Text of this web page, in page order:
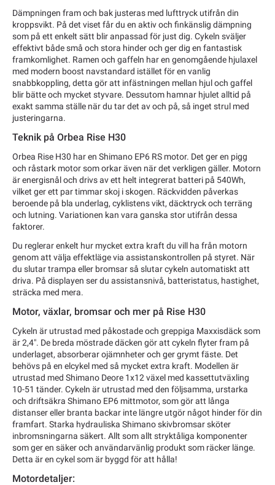
Dämpningen fram och bak justeras med lufttryck utifrån din
kroppsvikt. På det viset får du en aktiv och finkänslig dämpning
som på ett enkelt sätt blir anpassad för just dig. Cykeln sväljer
effektivt både små och stora hinder och ger dig en fantastisk
framkomlighet. Ramen och gaffeln har en genomgående hjulaxel
med modern boost navstandard istället för en vanlig
snabbkoppling, detta gör att infästningen mellan hjul och gaffel
blir bätte och mycket styvare. Dessutom hamnar hjulet alltid på
exakt samma ställe när du tar det av och på, så inget strul med
justeringarna.
Teknik på Orbea Rise H30
Orbea Rise H30 har en Shimano EP6 RS motor. Det ger en pigg
och råstark motor som orkar även när det verkligen gäller. Motorn
är energisnål och drivs av ett helt integrerat batteri på 540Wh,
vilket ger ett par timmar skoj i skogen. Räckvidden påverkas
beroende på bla underlag, cyklistens vikt, däcktryck och terräng
och lutning. Variationen kan vara ganska stor utifrån dessa
faktorer.
Du reglerar enkelt hur mycket extra kraft du vill ha från motorn
genom att välja effektläge via assistanskontrollen på styret. När
du slutar trampa eller bromsar så slutar cykeln automatiskt att
driva. På displayen ser du assistansnivå, batteristatus, hastighet,
sträcka med mera.
Motor, växlar, bromsar och mer på Rise H30
Cykeln är utrustad med påkostade och greppiga Maxxisdäck som
är 2,4". De breda möstrade däcken gör att cykeln flyter fram på
underlaget, absorberar ojämnheter och ger grymt fäste. Det
behövs på en elcykel med så mycket extra kraft. Modellen är
utrustad med Shimano Deore 1x12 växel med kassettutväxling
10-51 tänder. Cykeln är utrustad med den följsamma, urstarka
och driftsäkra Shimano EP6 mittmotor, som gör att långa
distanser eller branta backar inte längre utgör något hinder för din
framfart. Starka hydrauliska Shimano skivbromsar sköter
inbromsningarna säkert. Allt som allt stryktåliga komponenter
som ger en säker och användarvänlig produkt som räcker länge.
Detta är en cykel som är byggd för att hålla!
Motordetaljer: